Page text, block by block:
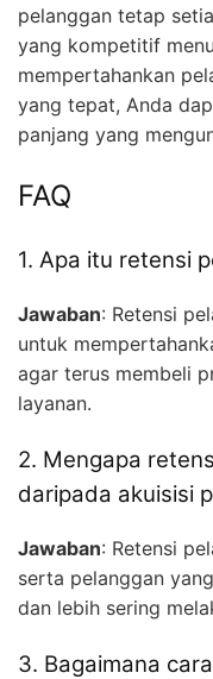
pelanggan tetap
yang kompetitif
mempertahankan
yang tepat, Anda
panjang yang
FAQ
1. Apa itu retensi
Jawaban: Retensi
untuk
agar terus membeli
layanan.
2. Mengapa
daripada akuisisi
Jawaban: Retensi
serta pelanggan
dan lebih sering
3. Bagaimana